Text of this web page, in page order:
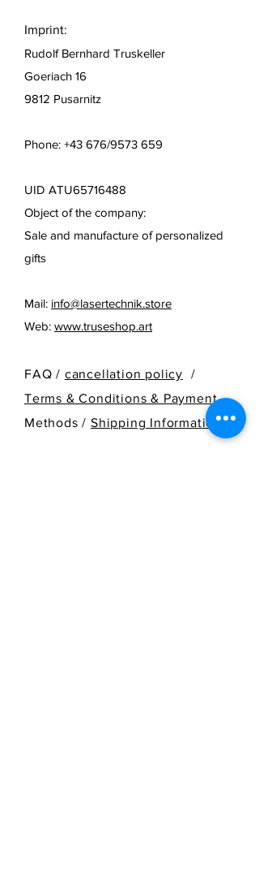
Imprint:
Rudolf Bernhard Truskeller
Goeriach 16
9812 Pusarnitz
Phone: +43 676/9573 659
UID ATU65716488
Object of the company:
Sale and manufacture of personalized
gifts
Mail: info@lasertechnik.store
Web: www.truseshop.art
FAQ / cancellation policy
/
Terms & Conditions & Payment
Methods /Shipping Information